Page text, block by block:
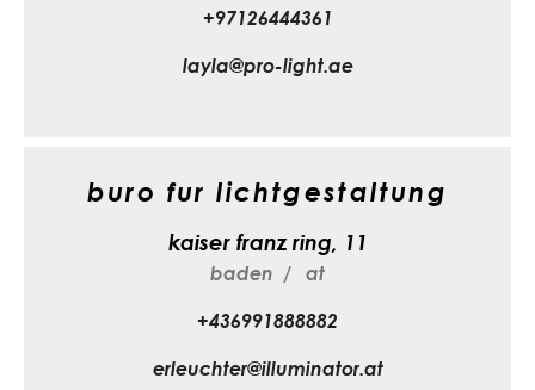
+97126444361
layla@pro-light.ae
buro fur lichtgestaltung
kaiser franz ring, 11
baden
at
+436991888882
erleuchter@illuminator.at